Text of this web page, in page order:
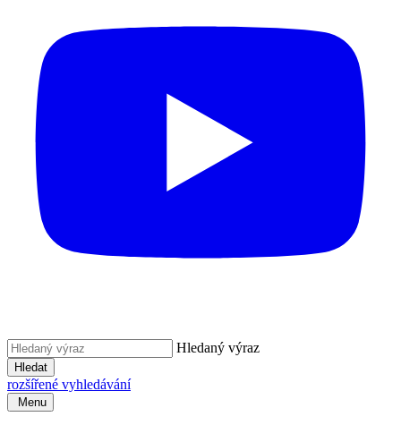
Hledaný výraz
Hledat
rozšířené vyhledávání
Menu